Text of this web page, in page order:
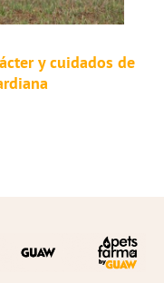
y cuidados de